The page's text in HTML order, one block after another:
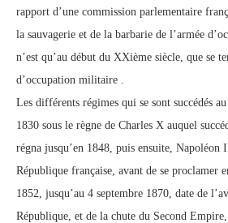
rapport d’une commission parlementaire
la sauvagerie et de la barbarie de l’armée
n’est qu’au début du XXième siècle, que se
d’occupation militaire .
Les différents régimes qui se sont succédés
1830 sous le règne de Charles X auquel
régna jusqu’en 1848, puis ensuite, Napoléon
République française, avant de se proclamer
1852, jusqu’au 4 septembre 1870, date de
République, et de la chute du Second